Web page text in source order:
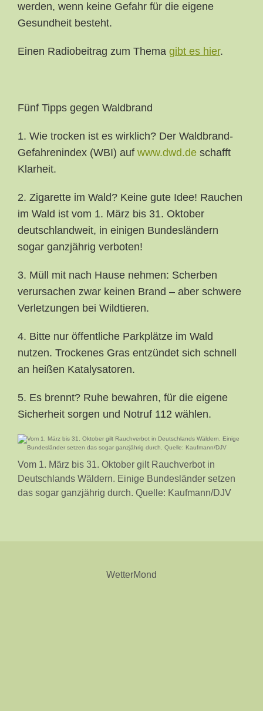
werden, wenn keine Gefahr für die eigene
Gesundheit besteht.
Einen Radiobeitrag zum Thema gibt es hier.
Fünf Tipps gegen Waldbrand
1. Wie trocken ist es wirklich? Der Waldbrand-
Gefahrenindex (WBI) auf www.dwd.de schafft
Klarheit.
2. Zigarette im Wald? Keine gute Idee! Rauchen
im Wald ist vom 1. März bis 31. Oktober
deutschlandweit, in einigen Bundesländern
sogar ganzjährig verboten!
3. Müll mit nach Hause nehmen: Scherben
verursachen zwar keinen Brand – aber schwere
Verletzungen bei Wildtieren.
4. Bitte nur öffentliche Parkplätze im Wald
nutzen. Trockenes Gras entzündet sich schnell
an heißen Katalysatoren.
5. Es brennt? Ruhe bewahren, für die eigene
Sicherheit sorgen und Notruf 112 wählen.
Vom 1. März bis 31. Oktober gilt Rauchverbot in
Deutschlands Wäldern. Einige Bundesländer setzen
das sogar ganzjährig durch. Quelle: Kaufmann/DJV
WetterMond